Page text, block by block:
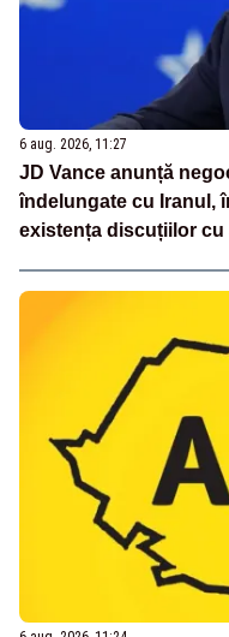
6 aug. 2026, 11:27
JD Vance anunță
îndelungate cu Iranul,
existența discuțiilor cu